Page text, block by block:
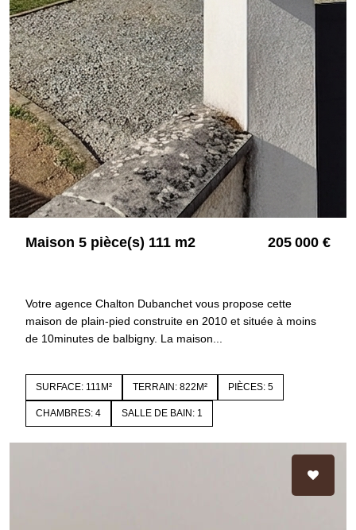
Maison 5 pièce(s) 111 m2 205 000 €
Votre agence Chalton Dubanchet vous propose cette
maison de plain-pied construite en 2010 et située à moins
de 10minutes de balbigny. La maison...
SURFACE: 111M² TERRAIN: 822M² PIÈCES: 5
CHAMBRES: 4 SALLE DE BAIN: 1